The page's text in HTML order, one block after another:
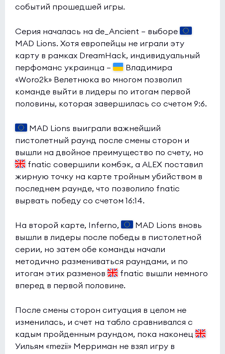
событий прошедшей игры.
Серия началась на de_Ancient — выборе
MAD Lions. Хотя европейцы не играли эту
карту в рамках DreamHack, индивидуальный
перфоманс украинца —
Владимира
«Woro2k» Велетнюка во многом позволил
команде выйти в лидеры по итогам первой
половины, которая завершилась со счетом 9:6.
MAD Lions выиграли важнейший
пистолетный раунд после смены сторон и
вышли на двойное преимущество по счету, но
fnatic совершили комбэк, а ALEX поставил
жирную точку на карте тройным убийством в
последнем раунде, что позволило fnatic
вырвать победу со счетом 16:14.
На второй карте, Inferno,
MAD Lions вновь
вышли в лидеры после победы в пистолетной
серии, но затем обе команды начали
методично размениваться раундами, и по
итогам этих разменов
fnatic вышли немного
вперед в первой половине.
После смены сторон ситуация в целом не
изменилась, и счет на табло сравнивался с
кадым пройденным раундом, пока наконец
Уильям «mezii» Мерриман не взял игру в